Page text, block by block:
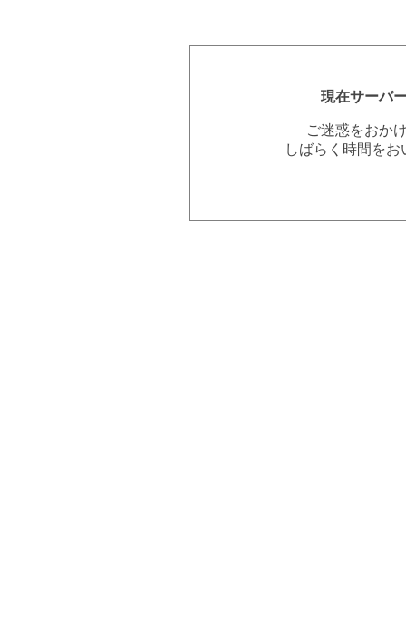
現在サーバ
ご迷惑をおか
しばらく時間を